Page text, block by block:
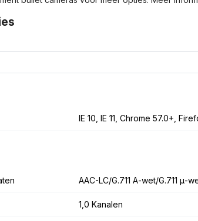
IE 10, IE 11, Chrome 57.0+,
AAC-LC/G.711 A-wet/G.711 μ-
1,0 Kanalen